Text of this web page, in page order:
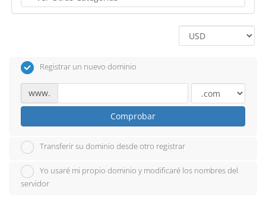
Registrar un nuevo dominio
www.
Comprobar
Transferir su dominio desde otro registrar
Yo usaré mi propio dominio y modificaré los nombres del
servidor